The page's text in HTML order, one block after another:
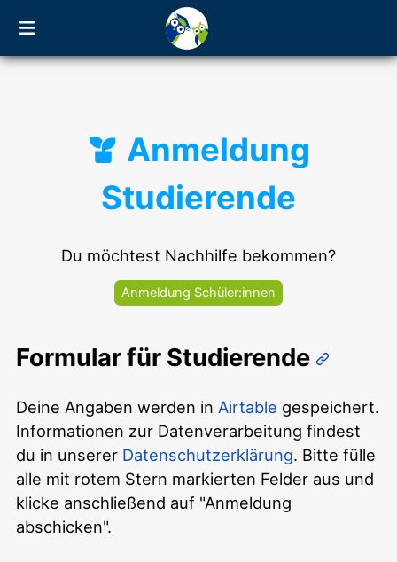
Anmeldung
Studierende
Du möchtest Nachhilfe bekommen?
Anmeldung Schüler:innen
Formular für Studierende
Deine Angaben werden in Airtable gespeichert.
Informationen zur Datenverarbeitung findest
du in unserer Datenschutzerklärung. Bitte fülle
alle mit rotem Stern markierten Felder aus und
klicke anschließend auf "Anmeldung
abschicken".